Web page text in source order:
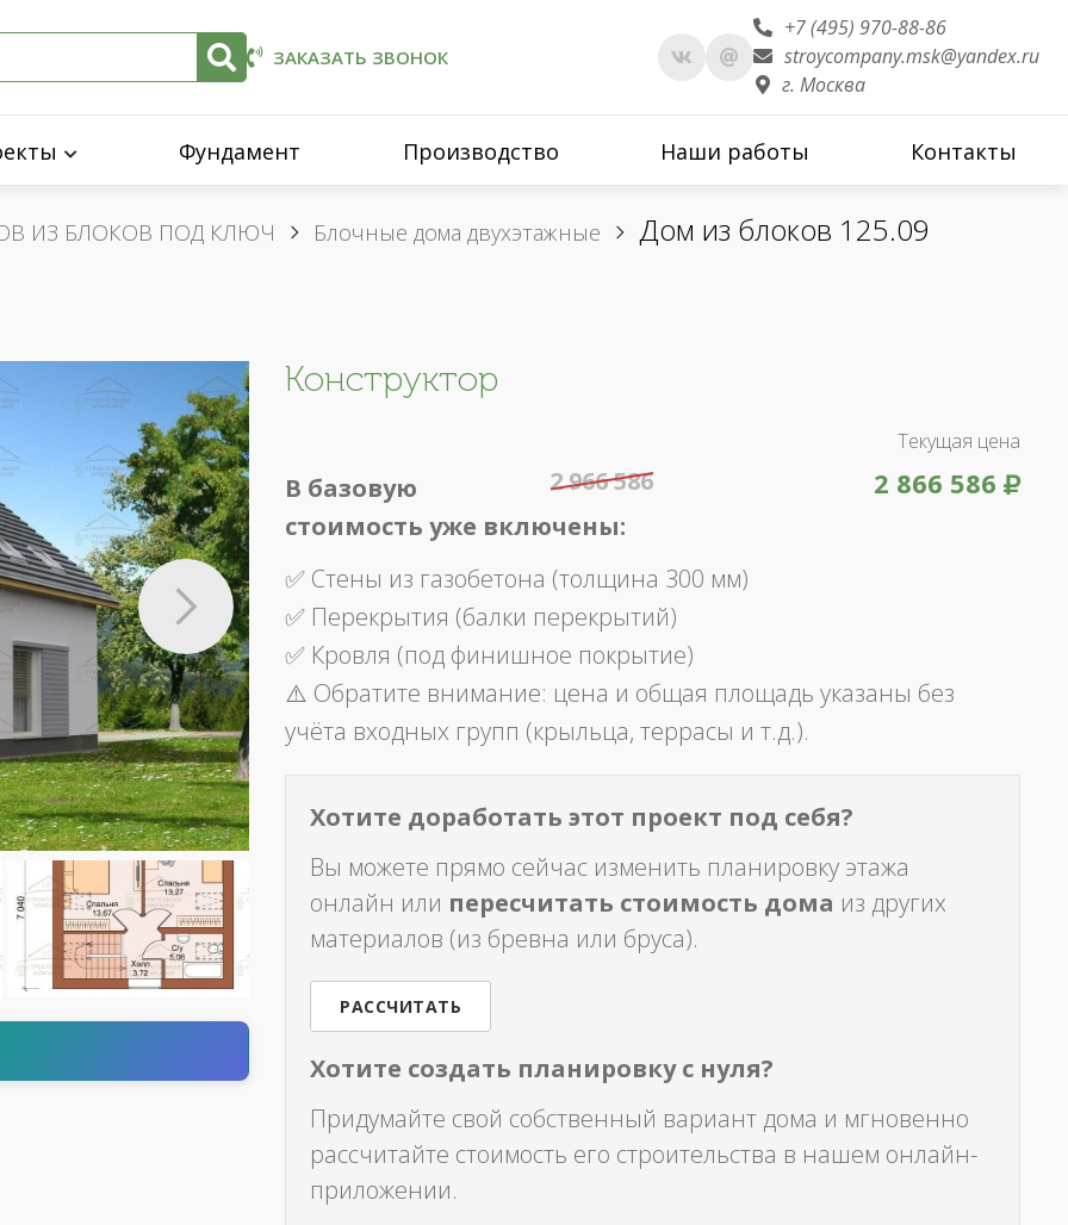
ЗАКАЗАТЬ ЗВОНОК
+7 (495) 970-88-86
stroycompany.msk@yandex.ru
г. Москва
Фундамент Производство Наши работы Контакты
ИЗ БЛОКОВ ПОД КЛЮЧ Блочные дома двухэтажные Дом из блоков 125.09
Конструктор
Текущая цена
2 866 586
2 966 586
В базовую
стоимость уже включены:
✅ Стены из газобетона (толщина 300 мм)
✅ Перекрытия (балки перекрытий)
✅ Кровля (под финишное покрытие)
⚠️ Обратите внимание: цена и общая площадь указаны без
учёта входных групп (крыльца, террасы и т.д.).
Хотите доработать этот проект под себя?
Вы можете прямо сейчас изменить планировку этажа
онлайн или пересчитать стоимость дома из других
материалов (из бревна или бруса).
РАССЧИТАТЬ
Хотите создать планировку с нуля?
Придумайте свой собственный вариант дома и мгновенно
рассчитайте стоимость его строительства в нашем онлайн-
приложении.